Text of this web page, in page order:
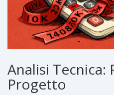
Analisi Tecnica:
Progetto